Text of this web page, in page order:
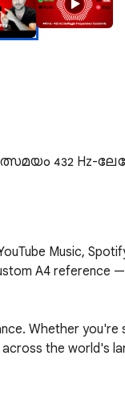
തത്സമയം 432
Music,
A4 reference
Whether
the world's